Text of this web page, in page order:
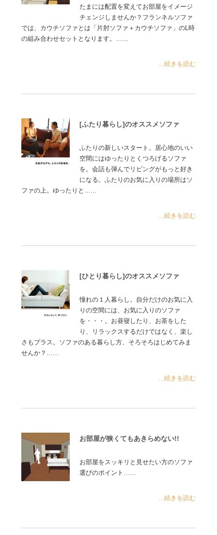
たまには配置を変えてお部屋をイメージ
チェンジしませんか？フランネルソファ
では、カウチソファとは「片肘ソファ＋カウチソファ」のL時
の組み合わせセットとなります。……
...続きを読む
[ふたり暮らし]のオススメソファ
ふたりの新しいスタート。居心地のいい
空間にはゆったりとくつろげるソファ
を。会話も弾んでリビングがもっと好き
になる。ふたりのお気に入りの場所はソ
ファの上。ゆったりと……
...続きを読む
[ひとり暮らし]のオススメソファ
憧れの１人暮らし。自分だけのお気に入
りの空間には、お気に入りのソファ
を・・・。お昼寝したり、お茶をした
り、リラックスするだけではなく、楽し
さもプラス。ソファのある暮らし方、そろそろはじめてみま
せんか？……
...続きを読む
お部屋が狭くてもあきらめない!!
お部屋をスッキリと見せたい方のソファ
選びのポイント……
...続きを読む